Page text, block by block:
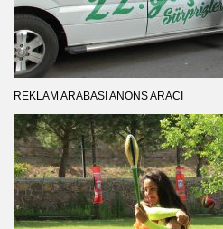
REKLAM ARABASI ANONS ARACI